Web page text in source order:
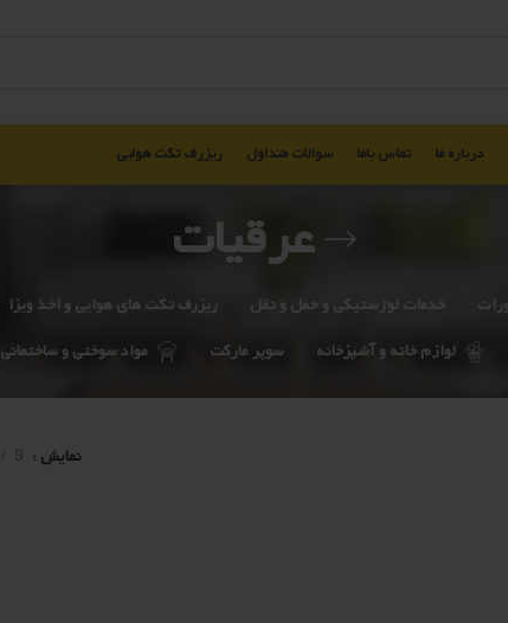
درباره ما تماس باما سوالات متداول ریزرف تکت هوایی
عرقیات
خدمات لوژستیکی و حمل و نقل ریزرف تکت های هوایی و اخذ ویزا
لوازم خانه و آشپزخانه
سوپر مارکت مواد سوختی و ساختمانی
نمایش